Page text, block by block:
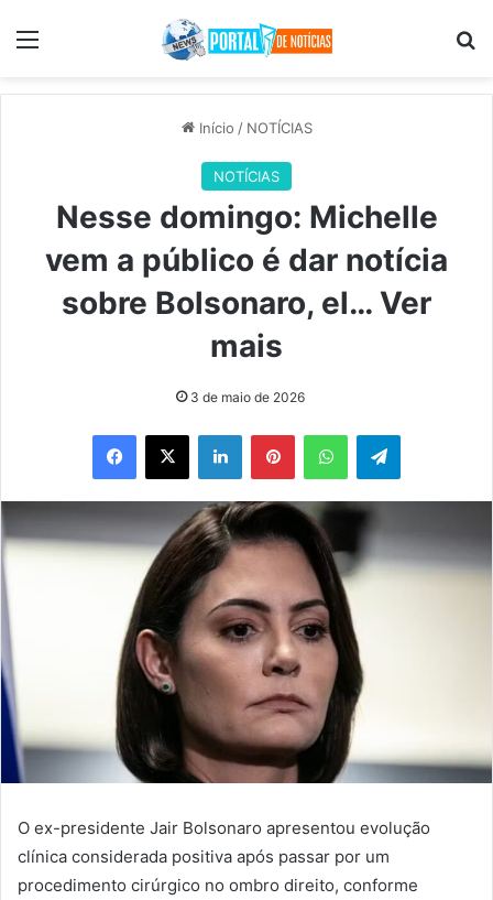
Menu
Início / NOTÍCIAS
NOTÍCIAS
Nesse domingo: Michelle
vem a público é dar notícia
sobre Bolsonaro, el… Ver
mais
3 de maio de 2026
Facebook
X LinkedinPinterestWhatsAppTelegram
O ex-presidente Jair Bolsonaro apresentou evolução
clínica considerada positiva após passar por um
procedimento cirúrgico no ombro direito, conforme